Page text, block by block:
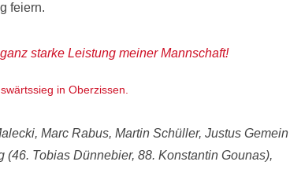
feiern.
starke Leistung meiner Mannschaft!
in Oberzissen.
Marc Rabus, Martin Schüller, Justus Gemein
Tobias Dünnebier, 88. Konstantin Gounas),